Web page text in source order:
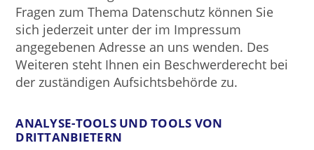
Fragen zum Thema Datenschutz können Sie
sich jederzeit unter der im Impressum
angegebenen Adresse an uns wenden. Des
Weiteren steht Ihnen ein Beschwerderecht bei
der zuständigen Aufsichtsbehörde zu.
ANALYSE-TOOLS UND TOOLS VON
DRITTANBIETERN